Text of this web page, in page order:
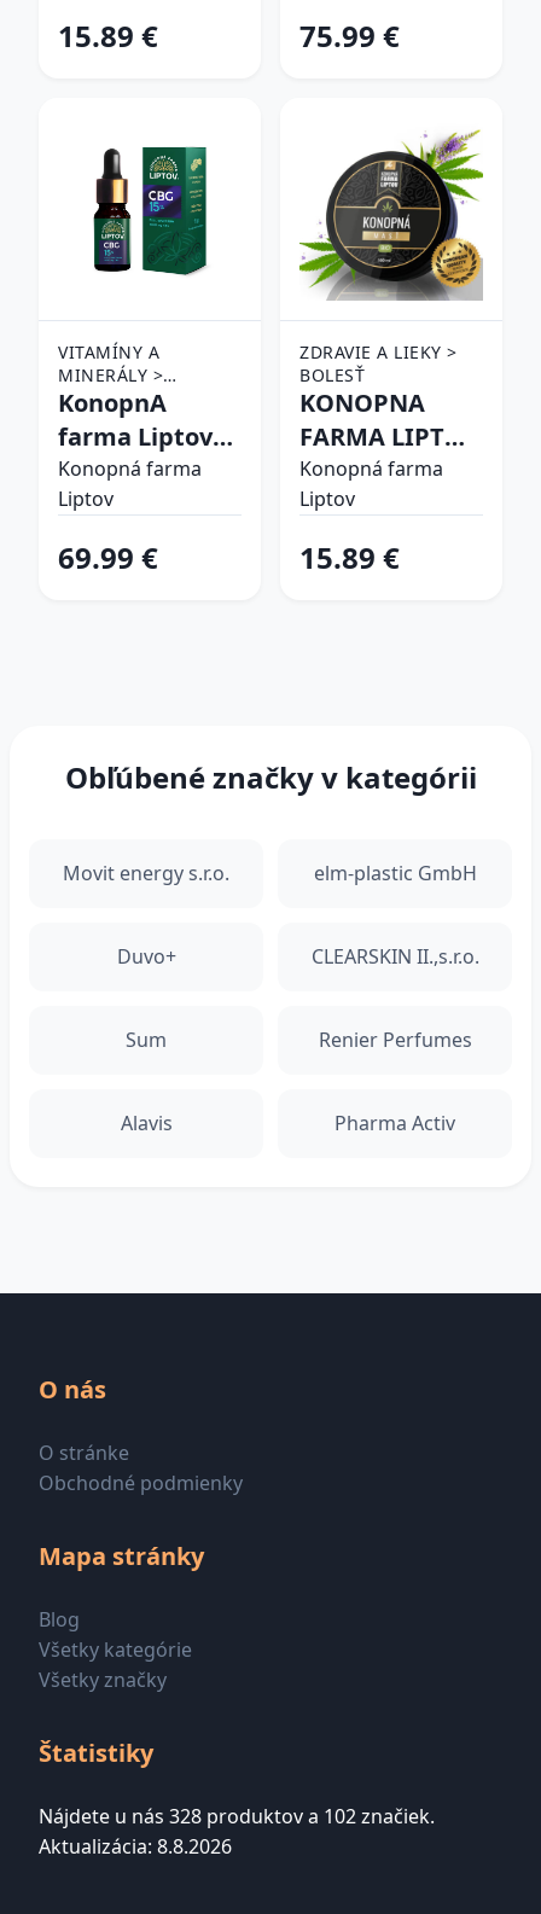
15.89 € 75.99 €
VITAMÍNY A
MINERÁLY >
DOPLNKY VÝŽIVY >
CBD PRODUKTY
KonopnA
farma Liptov
CBG OLEJ 15%
10ml
Konopná farma
Liptov
69.99 €
ZDRAVIE A LIEKY >
BOLESŤ
KONOPNA
FARMA LIPTOV
KONOP MAST
LEVAN OLEJ
Konopná farma
Liptov
15.89 €
Obľúbené značky v kategórii
Movit energy s.r.o. elm-plastic GmbH
Duvo+ CLEARSKIN II.,s.r.o.
Sum Renier Perfumes
Alavis Pharma Activ
O nás
O stránke
Obchodné podmienky
Mapa stránky
Blog
Všetky kategórie
Všetky značky
Štatistiky
Nájdete u nás 328 produktov a 102 značiek.
Aktualizácia: 8.8.2026